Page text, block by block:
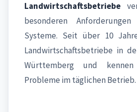
Landwirtschaftsbetriebe
besonderen
Systeme. Seit über 10
Landwirtschaftsbetriebe in
Württemberg und
Probleme im täglichen Betrieb.